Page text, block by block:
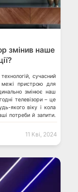
змінив наше
сучасний
межі пристрою для
змінює наш
телевізори – це
якого віку і кола
потреби й запити.
11 Кві, 2024